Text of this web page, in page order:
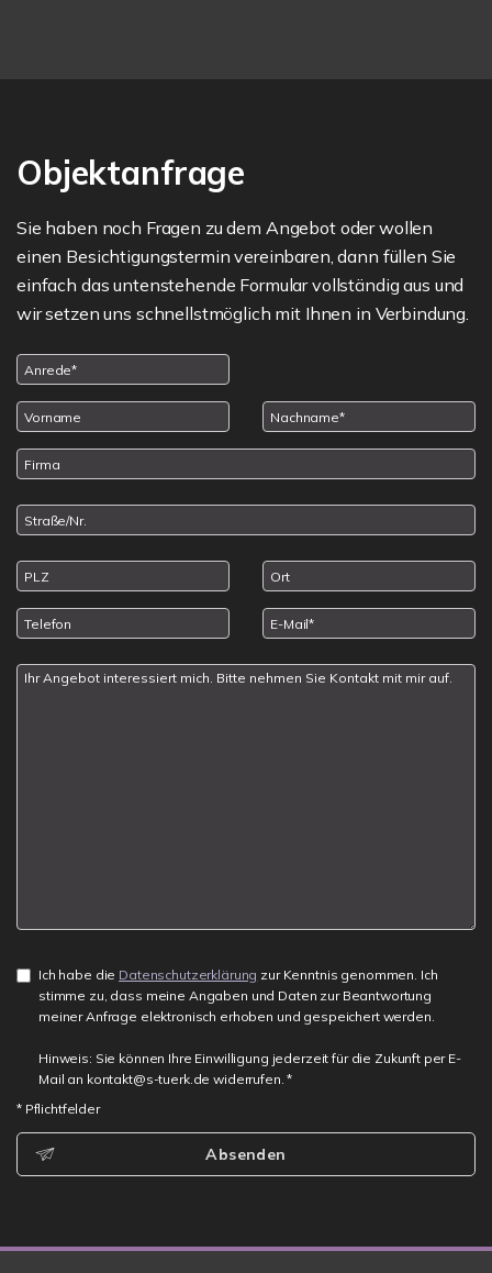
Objektanfrage
Sie haben noch Fragen zu dem Angebot oder wollen
einen Besichtigungstermin vereinbaren, dann füllen Sie
einfach das untenstehende Formular vollständig aus und
wir setzen uns schnellstmöglich mit Ihnen in Verbindung.
Ich habe die Datenschutzerklärung zur Kenntnis genommen. Ich
stimme zu, dass meine Angaben und Daten zur Beantwortung
meiner Anfrage elektronisch erhoben und gespeichert werden.
Hinweis: Sie können Ihre Einwilligung jederzeit für die Zukunft per E-
Mail an kontakt@s-tuerk.de widerrufen. *
* Pflichtfelder
Absenden